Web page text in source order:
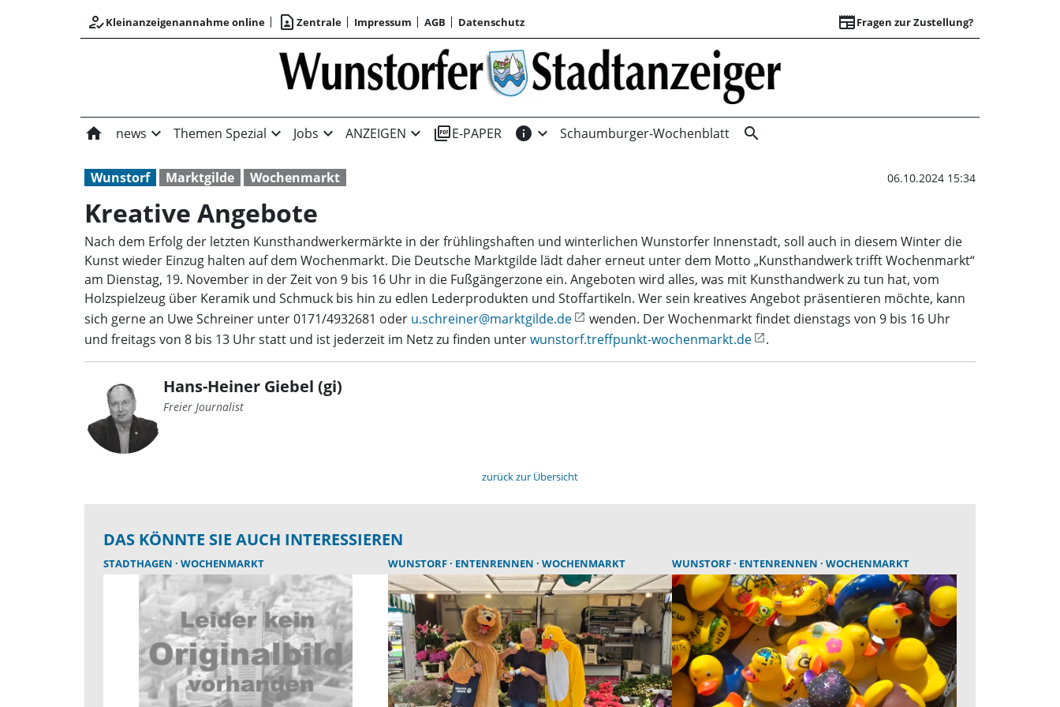
how_to_regKleinanzeigenannahme online contact_page Zentrale Impressum AGB Datenschutz newspaperFragen zur Zustellung?
Kreative
home news expand_more Themen Spezial expand_more Jobs expand_more ANZEIGEN expand_more picture_as_pdfE-PAPER info expand_more Schaumburger-Wochenblatt search
Wunstorf Marktgilde Wochenmarkt 06.10.2024 15:34
Kreative Angebote
Nach dem Erfolg der letzten Kunsthandwerkermärkte in der frühlingshaften und winterlichen Wunstorfer Innenstadt, soll auch in diesem Winter die
Kunst wieder Einzug halten auf dem Wochenmarkt. Die Deutsche Marktgilde lädt daher erneut unter dem Motto „Kunsthandwerk trifft Wochenmarkt“
am Dienstag, 19. November in der Zeit von 9 bis 16 Uhr in die Fußgängerzone ein. Angeboten wird alles, was mit Kunsthandwerk zu tun hat, vom
Holzspielzeug über Keramik und Schmuck bis hin zu edlen Lederprodukten und Stoffartikeln. Wer sein kreatives Angebot präsentieren möchte, kann
sich gerne an Uwe Schreiner unter 0171/4932681 oder u.schreiner@marktgilde.de
wenden. Der Wochenmarkt findet dienstags von 9 bis 16 Uhr
und freitags von 8 bis 13 Uhr statt und ist jederzeit im Netz zu finden unterwunstorf.treffpunkt-wochenmarkt.de .
Hans-Heiner Giebel (gi)
Freier Journalist
zurück zur Übersicht
DAS KÖNNTE SIE AUCH INTERESSIEREN
STADTHAGEN WOCHENMARKT WUNSTORF ENTENRENNEN WOCHENMARKT WUNSTORF ENTENRENNEN WOCHENMARKT